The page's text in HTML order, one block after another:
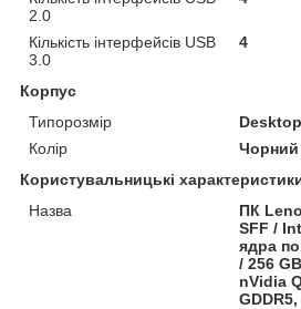
2.0
Кількість інтерфейсів USB
3.0
4
Корпус
Типорозмір
Desktop
Колір
Чорний
Користувальницькі
Назва
ПК
SFF /
ядра
/ 256
nVidia